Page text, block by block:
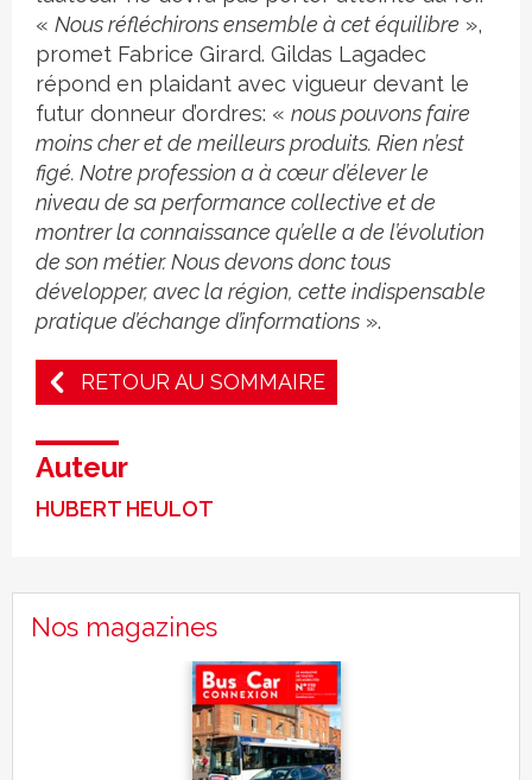
« Nous réfléchirons ensemble à cet équilibre »,
promet Fabrice Girard. Gildas Lagadec
répond en plaidant avec vigueur devant le
futur donneur d’ordres: « nous pouvons faire
moins cher et de meilleurs produits. Rien n’est
figé. Notre profession a à cœur d’élever le
niveau de sa performance collective et de
montrer la connaissance qu’elle a de l’évolution
de son métier. Nous devons donc tous
développer, avec la région, cette indispensable
pratique d’échange d’informations ».
RETOUR AU SOMMAIRE
Auteur
HUBERT HEULOT
Nos magazines